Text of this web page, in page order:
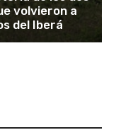
volvieron a
del Iberá